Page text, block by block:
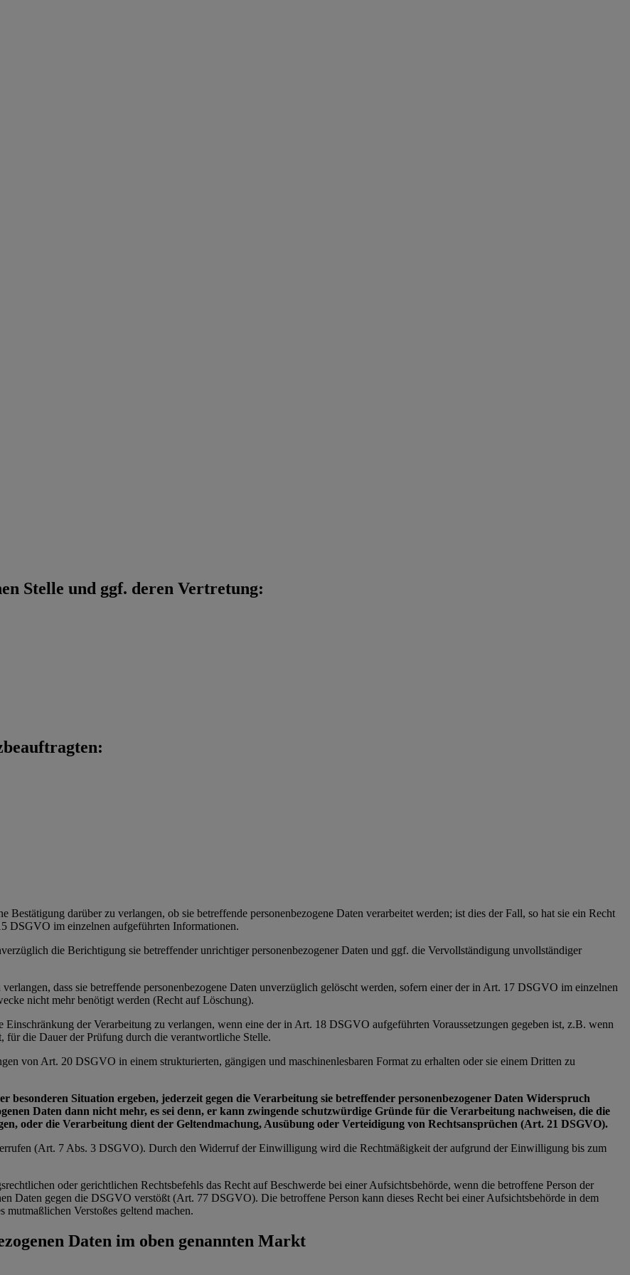
Stelle und ggf. deren Vertretung:
darüber zu verlangen, ob sie betreffende personenbezogene Daten verarbeitet werden; ist dies der Fall, so hat sie ein Recht
DSGVO im einzelnen aufgeführten Informationen.
die Berichtigung sie betreffender unrichtiger personenbezogener Daten und ggf. die Vervollständigung unvollständiger
dass sie betreffende personenbezogene Daten unverzüglich gelöscht werden, sofern einer der in Art. 17 DSGVO im einzelnen
nicht mehr benötigt werden (Recht auf Löschung).
der Verarbeitung zu verlangen, wenn eine der in Art. 18 DSGVO aufgeführten Voraussetzungen gegeben ist, z.B. wenn
für die Dauer der Prüfung durch die verantwortliche Stelle.
von Art. 20 DSGVO in einem strukturierten, gängigen und maschinenlesbaren Format zu erhalten oder sie einem Dritten zu
besonderen Situation ergeben, jederzeit gegen die Verarbeitung sie betreffender personenbezogener Daten Widerspruch
Daten dann nicht mehr, es sei denn, er kann zwingende schutzwürdige Gründe für die Verarbeitung nachweisen, die die
oder die Verarbeitung dient der Geltendmachung, Ausübung oder Verteidigung von Rechtsansprüchen (Art. 21 DSGVO).
(Art. 7 Abs. 3 DSGVO). Durch den Widerruf der Einwilligung wird die Rechtmäßigkeit der aufgrund der Einwilligung bis zum
oder gerichtlichen Rechtsbefehls das Recht auf Beschwerde bei einer Aufsichtsbehörde, wenn die betroffene Person der
Daten gegen die DSGVO verstößt (Art. 77 DSGVO). Die betroffene Person kann dieses Recht bei einer Aufsichtsbehörde in dem
mutmaßlichen Verstoßes geltend machen.
Daten im oben genannten Markt